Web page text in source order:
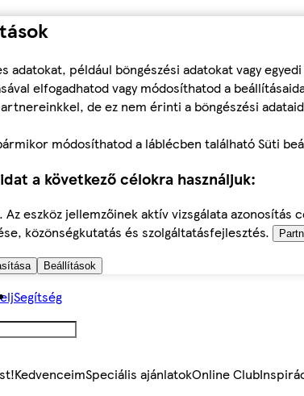
adatokat, például böngészési adatokat vagy
elfogadhatod vagy módosíthatod a
de ez nem érinti a böngészési
módosíthatod a láblécben található Süti
a következő célokra használjuk:
Az eszköz jellemzőinek aktív vizsgálata
közönségkutatás és szolgáltatásfejlesztés.
Beállítások
Segítség
KedvenceimSpeciális ajánlatokOnline Club